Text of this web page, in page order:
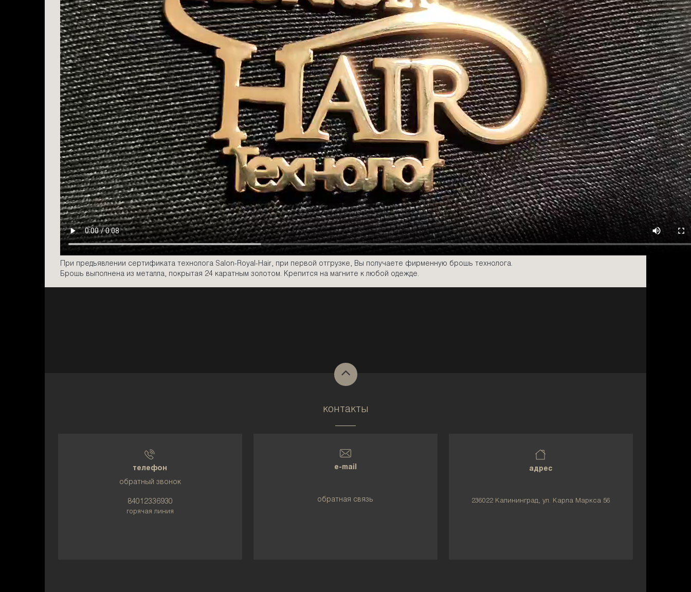
При предъявлении сертификата технолога Salon-Royal-Hair, при первой отгрузке, Вы получаете фирменную брошь технолога.
Брошь выполнена из металла, покрытая 24 каратным золотом. Крепится на магните к любой одежде.
контакты
телефон
обратный звонок
84012336930
горячая линия
e-mail
обратная связь
адрес
236022 Калининград, ул. Карла Маркса 56